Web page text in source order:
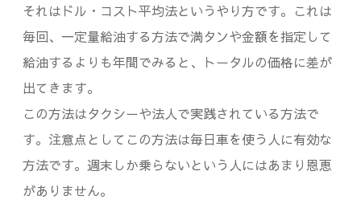
それはドル・コスト平均法というやり方です。これは
毎回、一定量給油する方法で満タンや金額を指定して
給油するよりも年間でみると、トータルの価格に差が
出てきます。
この方法はタクシーや法人で実践されている方法で
す。注意点としてこの方法は毎日車を使う人に有効な
方法です。週末しか乗らないという人にはあまり恩恵
がありません。